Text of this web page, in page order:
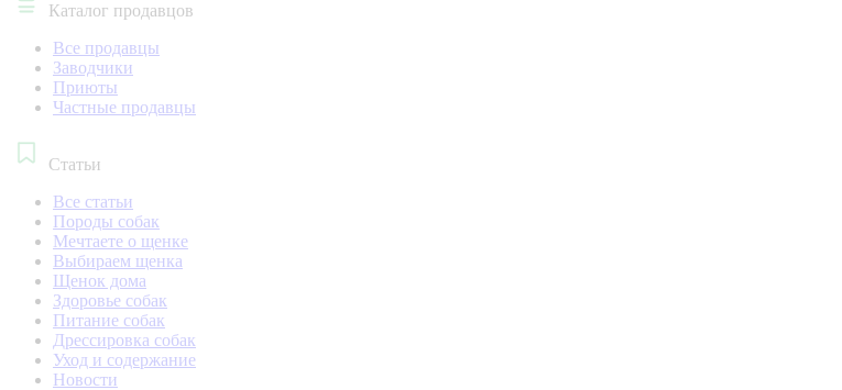
Каталог продавцов
Все продавцы
Заводчики
Приюты
Частные продавцы
Статьи
Все статьи
Породы собак
Мечтаете о щенке
Выбираем щенка
Щенок дома
Здоровье собак
Питание собак
Дрессировка собак
Уход и содержание
Новости